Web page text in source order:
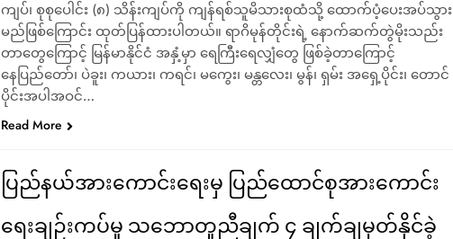
ကျပ်၊ စုစုပေါင်း (၈) သိန်းကျပ်ကို ကျန်ရစ်သူမိသားစုထံသို့ ထောက်ပံ့ပေးအပ်သွား
မည်ဖြစ်ကြောင်း ထုတ်ပြန်ထားပါတယ်။ ရာဂိမုန်တိုင်းရဲ့ နောက်ဆက်တွဲမိုးသည်း
တာတွေကြောင့် မြန်မာနိုင်ငံ အနှံ့မှာ ရေကြီးရေလျှံတွေ ဖြစ်ခဲ့တာကြောင့်
နေပြည်တော်၊ ပဲခူး၊ ကယား၊ ကရင်၊ မကွေး၊ မန္တလေး၊ မွန်၊ ရှမ်း အရှေ့ပိုင်း၊ တောင်
ပိုင်းအပါအဝင်…
Read More
ပြည်နယ်အားကောင်းရေးမှ ပြည်ထောင်စုအားကောင်း
ရေးချဉ်းကပ်မှု သဘောတူညီချက် ၄ ချက်ချမှတ်နိုင်ခဲ့